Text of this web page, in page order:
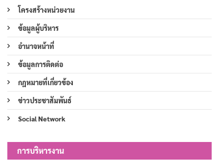
โครงสร้างหน่วยงาน
ข้อมูลผู้บริหาร
อำนาจหน้าที่
ข้อมูลการติดต่อ
กฎหมายที่เกี่ยวข้อง
ข่าวประชาสัมพันธ์
Social Network
การบริหารงาน